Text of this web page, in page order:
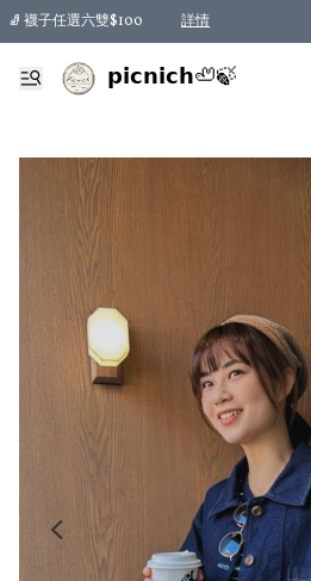
🧦 襪子任選六雙$100 詳情
𝗽𝗶𝗰𝗻𝗶𝗰𝗵🦥🍃